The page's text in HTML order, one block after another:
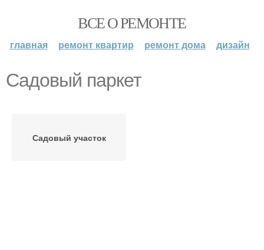
ВСЕ О РЕМОНТЕ
главная ремонт квартир ремонт дома дизайн
Садовый паркет
Садовый участок